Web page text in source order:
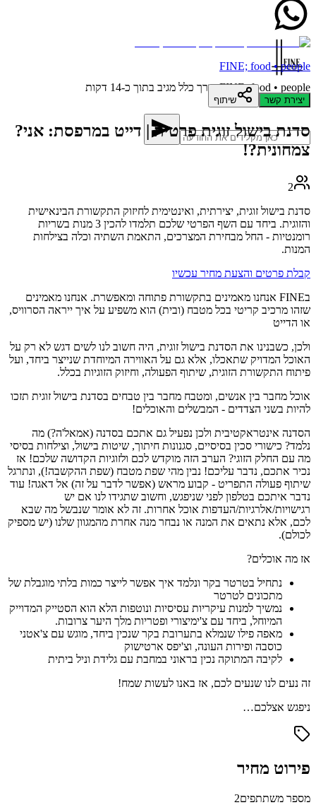
FINE; food • peopleבדרך כלל מגיב בתוך כ-14 דקות
FINE; food • people
יצירת קשר שיתוף
סדנת בישול זוגית פרטית | דייט במרפסת: אני?
צמחונית?!
2
סדנת בישול זוגית, יצירתית, ואינטימית לחיזוק התקשורת הבינאישית
והזוגית. ביחד עם השף הפרטי שלכם תלמדו להכין 3 מנות בשריות
רומנטיות - החל מבחירת המצרכים, התאמת השתיה וכלה בצילחות
המנות.
קבלת פרטים והצעת מחיר עכשיו
בFINE אנחנו מאמינים בתקשורת פתוחה ומאפשרת. אנחנו מאמינים
שזהו מרכיב קריטי בכל מטבח (ובית) הוא משפיע על איך ייראה הסרוויס,
או הדייט
ולכן, כשבנינו את הסדנת בישול זוגית, היה חשוב לנו לשים דגש לא רק על
האוכל המדויק שתאכלו, אלא גם על האווירה המיוחדת שנייצר ביחד, ועל
פיתוח התקשורת הזוגית, שיתוף הפעולה, וחיזוק הזוגיות בכלל.
אוכל מחבר בין אנשים, ומטבח מחבר בין טבחים בסדנת בישול זוגית תזכו
להיות בשני הצדדים - המבשלים והאוכלים!
הסדנה אינטראקטיבית ולכן נפעיל גם אתכם בסדנה (אמאל'ה?) מה
נלמד? כישורי סכין בסיסיים, סגנונות חיתוך, שיטות בישול, וצילחות בסיסי
מה עם החלק הזוגי? הערב הזה מוקדש לכם ולזוגיות הקדושה שלכם! אז
נכיר אתכם, נדבר עליכם! נבין מהי שפת מטבח (שפת ההקשבה!), ונתרגל
שיתוף פעולה התפריט - קבוע מראש (אפשר לדבר על זה) אל דאגה! עוד
נדבר איתכם בטלפון לפני שניפגש, וחשוב שתגידו לנו אם יש
רגישויות/אלרגיות/העדפות אוכל אחרות. זה לא אומר שנבשל מה שבא
לכם, אלא נתאים את המנה או נבחר מנה אחרת מהמגוון שלנו (יש מספיק
לכולם).
אז מה אוכלים?
נתחיל בטרטר בקר ונלמד איך אפשר לייצר כמות בלתי מוגבלת של
מתכונים לטרטר
נמשיך למנות עיקריות עסיסיות ונוטפות הלא הוא הסטייק המדוייק
המיוחל, ביחד עם צ'ימיצורי ופטריות מלך היער צרובות.
מאפה פילו שנמלא בתערובת בקר שנכין ביחד, מוגש עם צ'אטני
כוסבה ופירות העונה, וצ'יפס ארטישוק
לקיבה המתוקה נכין בראוני במחבת עם גלידת וניל ביתית
זה נעים לנו שנעים לכם, אז באנו לעשות שמח!
ניפגש אצלכם…
פירוט מחיר
מספר משתתפים2